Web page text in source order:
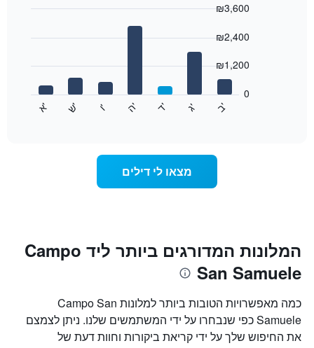
התרשים
כולל
1
ציר
המציגים
את
ימי
ב
' ג
' ד
' ה
' ו
' ש
' א
'
0
₪1,200
₪2,400
₪3,600
מצאו לי דילים
המלונות המדורגים ביותר ליד Campo
San Samuele
כמה מאפשרויות הטובות ביותר למלונות Campo San
Samuele כפי שנבחרו על ידי המשתמשים שלנו. ניתן לצמצם
את החיפוש שלך על ידי קריאת ביקורות וחוות דעת של